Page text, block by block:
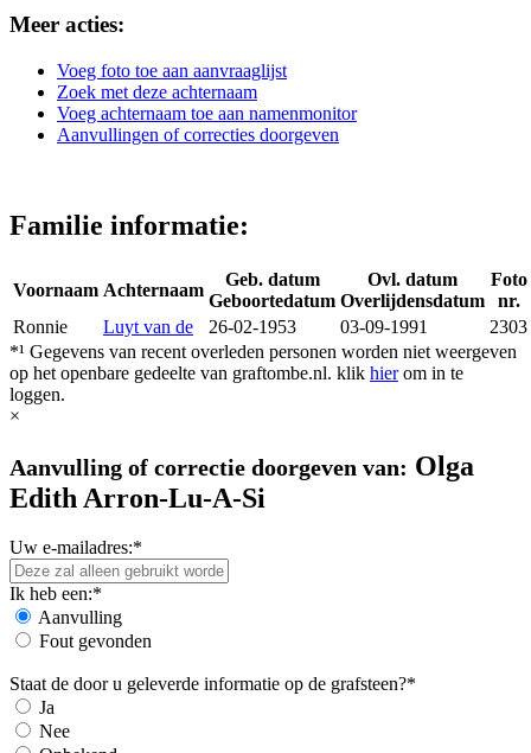
Meer acties:
Voeg foto toe aan aanvraaglijst
Zoek met deze achternaam
Voeg achternaam toe aan namenmonitor
Aanvullingen of correcties doorgeven
Familie informatie:
Voornaam Achternaam
Geb. datum
Geboortedatum
Ovl. datum
Overlijdensdatum
Foto
nr.
Ronnie
Luyt van de 26-02-1953 03-09-1991
2303
*¹ Gegevens van recent overleden personen worden niet weergeven
op het openbare gedeelte van graftombe.nl. klik hierom in te
loggen.
×
Aanvulling of correctie doorgeven van: Olga
Edith Arron-Lu-A-Si
Uw e-mailadres:*
Ik heb een:*
Aanvulling
Fout gevonden
Staat de door u geleverde informatie op de grafsteen?*
Ja
Nee